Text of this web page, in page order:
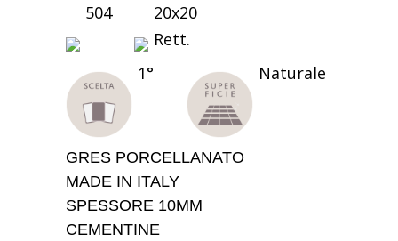
504
20x20
Rett.
1°
Naturale
GRES PORCELLANATO
MADE IN ITALY
SPESSORE 10MM
CEMENTINE